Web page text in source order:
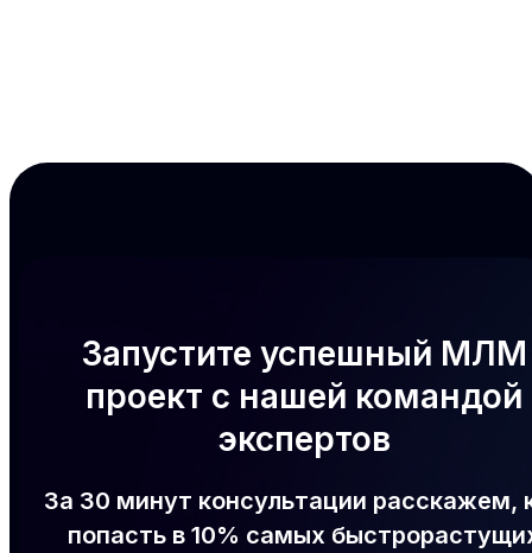
Запустите успешный МЛМ
проект с нашей командой
экспертов
За 30 минут консультации расскажем,
попасть в 10% самых